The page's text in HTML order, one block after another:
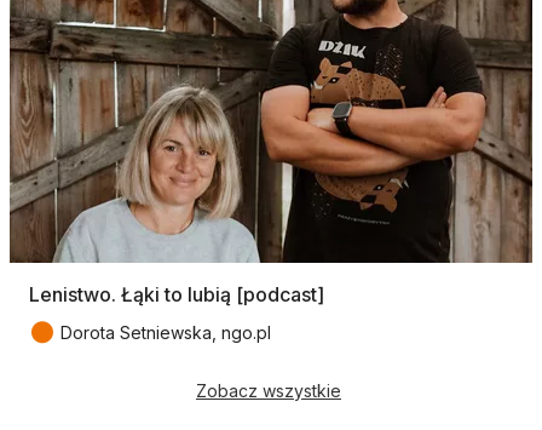
Lenistwo. Łąki to lubią [podcast]
● Dorota Setniewska, ngo.pl
Zobacz wszystkie